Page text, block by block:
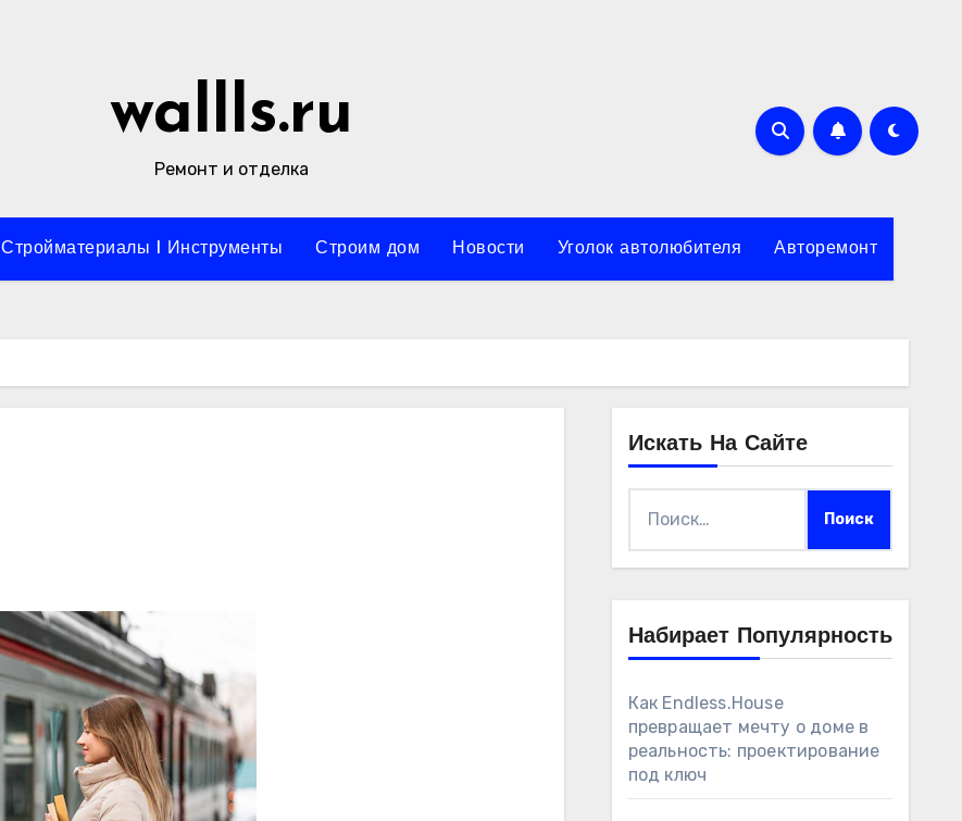
wallls.ru
Ремонт и отделка
Стройматериалы l Инструменты Строим дом Новости Уголок автолюбителя Авторемонт
Искать На Сайте
Набирает Популярность
Как Endless.House
превращает мечту о доме в
реальность: проектирование
под ключ